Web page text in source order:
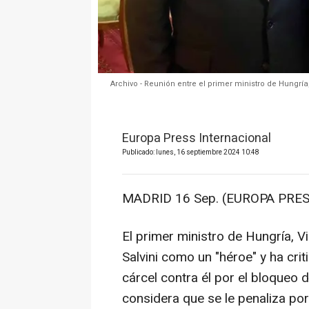
Archivo - Reunión entre el primer ministro de
Europa Press Internacional
Publicado: lunes, 16 septiembre 2024 10:48
MADRID 16 Sep. (EUROPA
El primer ministro de Hungría,
Salvini como un "héroe" y ha
cárcel contra él por el bloqueo
considera que se le penaliza